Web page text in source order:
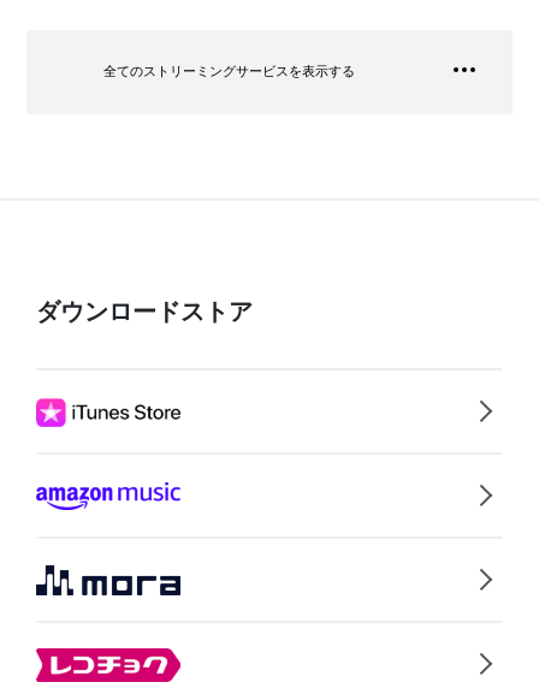
全てのストリーミングサービスを表示する
ダウンロードストア